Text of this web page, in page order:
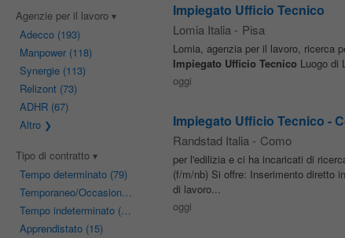
Agenzie per il lavoro
Adecco(193)
Manpower(118)
Synergie(113)
Relizont(73)
ADHR(67)
Altro
Tipo di contratto
Tempo determinato(79)
Temporaneo/Occasionale
Tempo indeterminato(63)
Apprendistato(15)
Impiegato Ufficio Tecnico
Lomia Italia - Pisa
Lomia, agenzia per il lavoro, ricerca
Impiegato Ufficio TecnicoLuogo di
oggi
Impiegato Ufficio Tecnico -
Randstad Italia - Como
per l'edilizia e ci ha incaricati di
(f/m/nb) Si offre: Inserimento diretto
di lavoro...
oggi